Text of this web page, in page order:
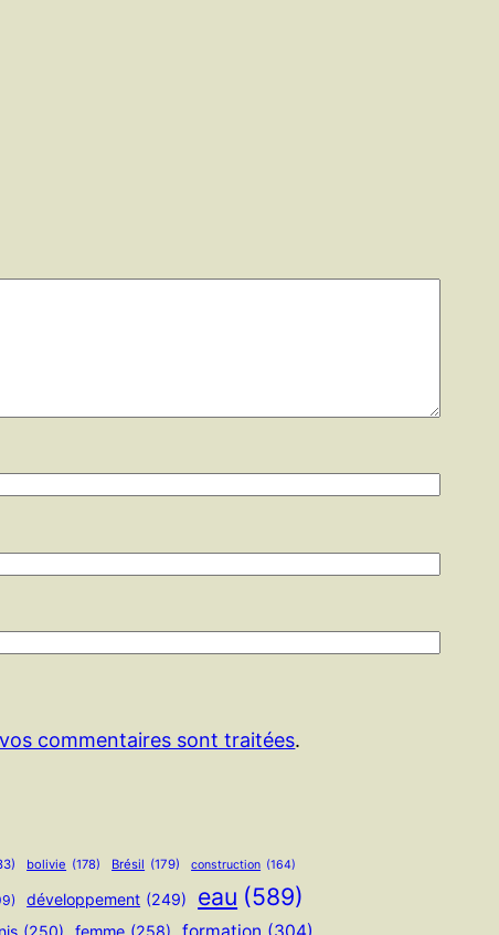
commentaires sont traitées.
bolivie (178) Brésil (179) construction (164)
développement (249) eau (589)
(250) femme (258) formation (304)